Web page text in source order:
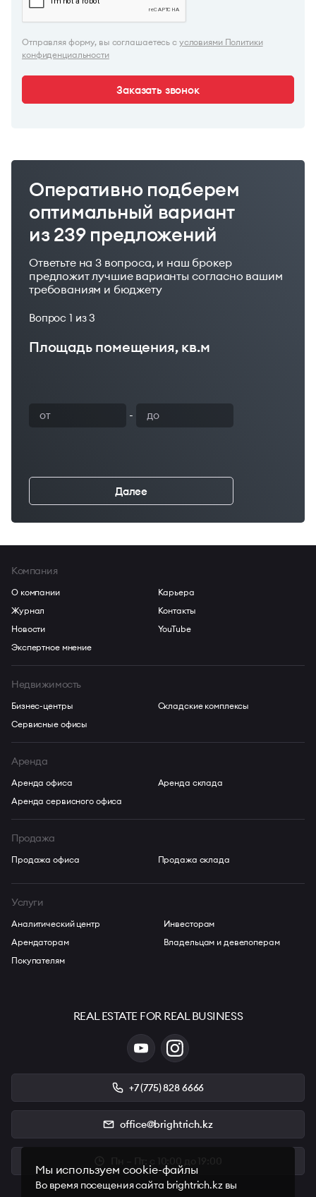
Отправляя форму, вы соглашаетесь с условиями Политики
конфиденциальности
Заказать звонок
Оперативно подберем
оптимальный вариант
из 239 предложений
Ответьте на 3 вопроса, и наш брокер
предложит лучшие варианты согласно вашим
требованиям и бюджету
Вопрос 1 из 3
Площадь помещения, кв.м
-
Далее
Компания
О компании
Журнал
Новости
Экспертное мнение
Карьера
Контакты
YouTube
Недвижимость
Бизнес-центры
Сервисные офисы
Складские комплексы
Аренда
Аренда офиса
Аренда сервисного офиса
Аренда склада
Продажа
Продажа офиса Продажа склада
Услуги
Аналитический центр
Арендаторам
Покупателям
Инвесторам
Владельцам и девелоперам
REAL ESTATE FOR REAL BUSINESS
+7 (775) 828 6666
office@brightrich.kz
Мы используем cookie-файлы
Во время посещения сайта brightrich.kz вы